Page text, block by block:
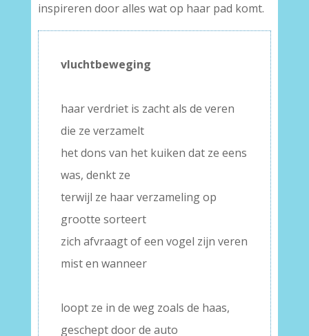
inspireren door alles wat op haar pad komt.
vluchtbeweging
haar verdriet is zacht als de veren
die ze verzamelt
het dons van het kuiken dat ze eens
was, denkt ze
terwijl ze haar verzameling op
grootte sorteert
zich afvraagt of een vogel zijn veren
mist en wanneer
loopt ze in de weg zoals de haas,
geschept door de auto